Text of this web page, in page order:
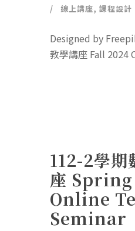
線上講座, 課程設計
Designed by
教學講座 Fall 2024
112-2學期
座
Online
Seminar